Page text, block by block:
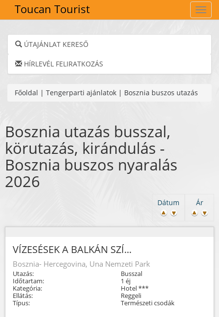
Toucan Tourist
ÚTAJÁNLAT KERESŐ
HÍRLEVÉL FELIRATKOZÁS
Főoldal | Tengerparti ajánlatok | Bosznia buszos utazás
Bosznia utazás busszal,
körutazás, kirándulás -
Bosznia buszos nyaralás
2026
Ár
Dátum
VÍZESÉSEK A BALKÁN SZÍ...
Bosznia- Hercegovina, Una Nemzeti Park
Utazás:
Busszal
Időtartam:
1 éj
Kategória:
Hotel ***
Ellátás:
Reggeli
Típus:
Természeti csodák